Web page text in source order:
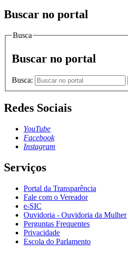
Buscar no portal
Busca
Buscar no portal
Busca:
Redes Sociais
YouTube
Facebook
Instagram
Serviços
Portal da Transparência
Fale com o Vereador
e-SIC
Ouvidoria - Ouvidoria da Mulher
Perguntas Frequentes
Privacidade
Escola do Parlamento